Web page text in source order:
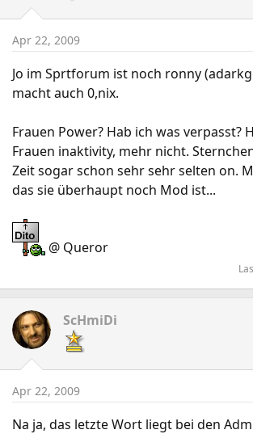
Apr 22, 2009
Jo im Sprtforum ist noch ronny
macht auch 0,nix.
Frauen Power? Hab ich was verpasst?
Frauen inaktivity, mehr nicht.
Zeit sogar schon sehr sehr selten on.
das sie überhaupt noch Mod ist...
@ Queror
ScHmiDi
Apr 22, 2009
Na ja, das letzte Wort liegt bei den